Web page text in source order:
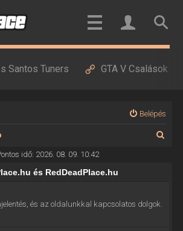
Santos Tuners GTA V Csalások
Belépés
idő: 2026. 08. 09. 10:42
és RedDeadPlace.hu
és az oldalunkkal kapcsolatos dolgok.